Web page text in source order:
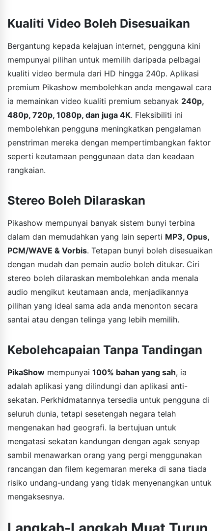
Kualiti Video Boleh Disesuaikan
Bergantung kepada kelajuan internet, pengguna kini
mempunyai pilihan untuk memilih daripada pelbagai
kualiti video bermula dari HD hingga 240p. Aplikasi
premium Pikashow membolehkan anda mengawal cara
ia memainkan video kualiti premium sebanyak 240p,
480p, 720p, 1080p, dan juga 4K. Fleksibiliti ini
membolehkan pengguna meningkatkan pengalaman
penstriman mereka dengan mempertimbangkan faktor
seperti keutamaan penggunaan data dan keadaan
rangkaian.
Stereo Boleh Dilaraskan
Pikashow mempunyai banyak sistem bunyi terbina
dalam dan memudahkan yang lain seperti MP3, Opus,
PCM/WAVE & Vorbis. Tetapan bunyi boleh disesuaikan
dengan mudah dan pemain audio boleh ditukar. Ciri
stereo boleh dilaraskan membolehkan anda menala
audio mengikut keutamaan anda, menjadikannya
pilihan yang ideal sama ada anda menonton secara
santai atau dengan telinga yang lebih memilih.
Kebolehcapaian Tanpa Tandingan
PikaShow mempunyai 100% bahan yang sah, ia
adalah aplikasi yang dilindungi dan aplikasi anti-
sekatan. Perkhidmatannya tersedia untuk pengguna di
seluruh dunia, tetapi sesetengah negara telah
mengenakan had geografi. Ia bertujuan untuk
mengatasi sekatan kandungan dengan agak senyap
sambil menawarkan orang yang pergi menggunakan
rancangan dan filem kegemaran mereka di sana tiada
risiko undang-undang yang tidak menyenangkan untuk
mengaksesnya.